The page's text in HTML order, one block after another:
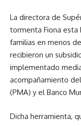
La directora de
tormenta Fiona
familias en menos
recibieron un
implementado
acompañamiento
(PMA) y el Banco
Dicha herramienta,